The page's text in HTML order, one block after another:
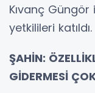
Kıvanç
yetkilileri katıldı.
ŞAHİN:
GİDERMESİ